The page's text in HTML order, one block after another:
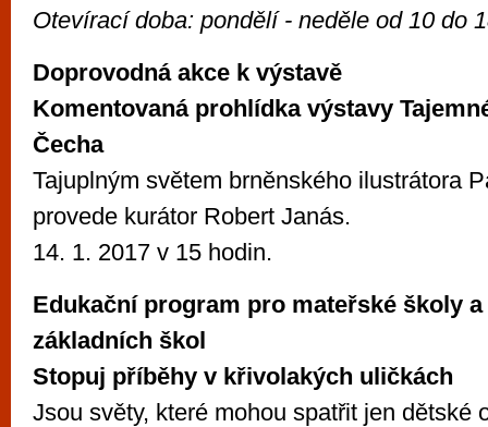
Otevírací doba: pondělí - neděle od10 do
Doprovodná akce k výstavě
Komentovaná prohlídka výstavy
Čecha
Tajuplným světem brněnského ilustrátora
provede kurátor Robert Janás.
14. 1. 2017 v 15 hodin.
Edukační program pro mateřské školy a
základních škol
Stopuj příběhy v křivolakých uličkách
Jsou světy, které mohou spatřit jen dětské